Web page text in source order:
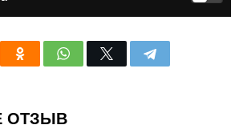
ОТЗЫВ